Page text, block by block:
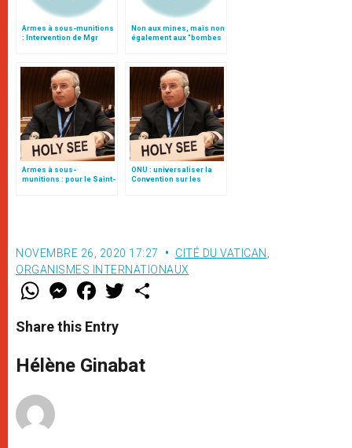
Armes à sous-munitions
: Intervention de Mgr
Non aux mines, mais non
également aux "bombes
Armes à sous-
munitions : pour le Saint-
ONU : universaliser la
Convention sur les
NOVEMBRE 26, 2020 17:27 CITÉ DU VATICAN ,
ORGANISMES INTERNATIONAUX
W
t
s
p
p
M
e
s
e
g
e
F
a
e
b
o
k
w
r
Share this Entry
Hélène Ginabat